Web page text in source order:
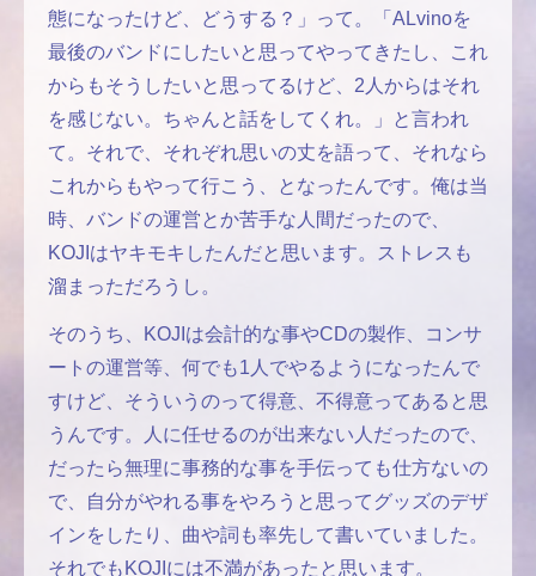
態になったけど、どうする？」って。「ALvinoを
最後のバンドにしたいと思ってやってきたし、これ
からもそうしたいと思ってるけど、2人からはそれ
を感じない。ちゃんと話をしてくれ。」と言われ
て。それで、それぞれ思いの丈を語って、それなら
これからもやって行こう、となったんです。俺は当
時、バンドの運営とか苦手な人間だったので、
KOJIはヤキモキしたんだと思います。ストレスも
溜まっただろうし。
そのうち、KOJIは会計的な事やCDの製作、コンサ
ートの運営等、何でも1人でやるようになったんで
すけど、そういうのって得意、不得意ってあると思
うんです。人に任せるのが出来ない人だったので、
だったら無理に事務的な事を手伝っても仕方ないの
で、自分がやれる事をやろうと思ってグッズのデザ
インをしたり、曲や詞も率先して書いていました。
それでもKOJIには不満があったと思います。